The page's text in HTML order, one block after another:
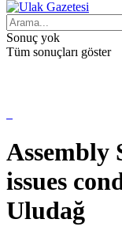
Sonuç yok
Tüm sonuçları göster
Assembly
issues
Uludağ